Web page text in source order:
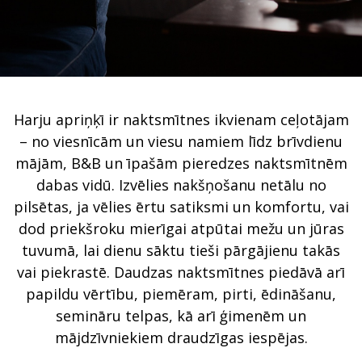
Harju apriņķī ir naktsmītnes ikvienam ceļotājam
– no viesnīcām un viesu namiem līdz brīvdienu
mājām, B&B un īpašām pieredzes naktsmītnēm
dabas vidū. Izvēlies nakšņošanu netālu no
pilsētas, ja vēlies ērtu satiksmi un komfortu, vai
dod priekšroku mierīgai atpūtai mežu un jūras
tuvumā, lai dienu sāktu tieši pārgājienu takās
vai piekrastē. Daudzas naktsmītnes piedāvā arī
papildu vērtību, piemēram, pirti, ēdināšanu,
semināru telpas, kā arī ģimenēm un
mājdzīvniekiem draudzīgas iespējas.